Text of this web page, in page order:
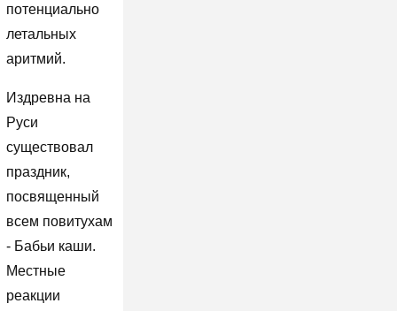
потенциально
летальных
аритмий.
Издревна на
Руси
существовал
праздник,
посвященный
всем повитухам
- Бабьи каши.
Местные
реакции